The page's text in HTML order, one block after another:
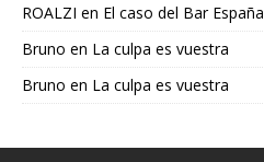
ROALZI en El caso del Bar España
Bruno en La culpa es vuestra
Bruno en La culpa es vuestra